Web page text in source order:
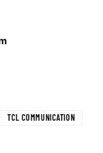
TCL COMMUNICATION